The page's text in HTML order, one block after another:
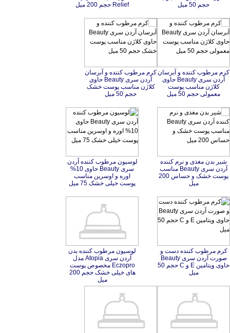
حجم 50 میل Relief حجم 200 میل
کرم مرطوب کننده و آبرسان
آردن سری Beauty حاوی
کلاژن مناسب پوست
معمولی حجم 50 میل
کرم مرطوب کننده و آبرسان
آردن سری Beauty حاوی
کلاژن مناسب پوست خشک
حجم 50 میل
شیر بدن مغذی و نرم کننده
آردن سری Beauty مناسب
پوست خشک و حساس 200
میل
لوسیون مرطوب کننده آردن
سری Beauty حاوی 10%
اوره و اوسرین مناسب
پوست خیلی خشک 75 میل
کرم مرطوب کننده دست و
صورت آردن سری Beauty
حاوی ویتامین E و C حجم 50
میل
لوسیون مرطوب کننده بدن
آردن سری Atopia مدل
Eczopro مخصوص پوست
های خیلی خشک حجم 200
میل